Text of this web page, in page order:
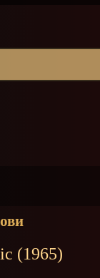
(1965)